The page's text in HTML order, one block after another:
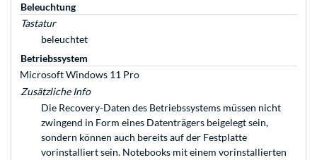
Beleuchtung
Tastatur
beleuchtet
Betriebssystem
Microsoft Windows 11 Pro
Zusätzliche Info
Die Recovery-Daten des Betriebssystems müssen nicht
zwingend in Form eines Datenträgers beigelegt sein,
sondern können auch bereits auf der Festplatte
vorinstalliert sein. Notebooks mit einem vorinstallierten